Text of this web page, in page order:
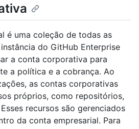
é uma coleção de todas as
do GitHub Enterprise
a conta corporativa para
a política e a cobrança. Ao
as contas corporativas
próprios, como repositórios,
recursos são gerenciados
da conta empresarial. Para